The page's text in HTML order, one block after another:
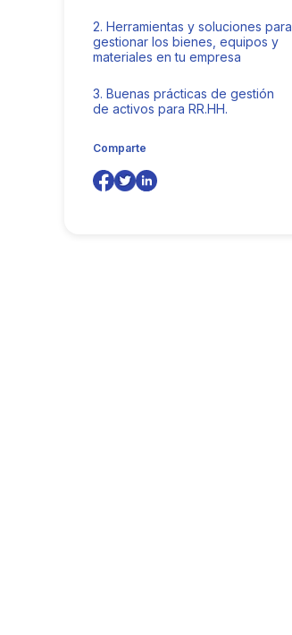
2. Herramientas y soluciones para
gestionar los bienes, equipos y
materiales en tu empresa
3. Buenas prácticas de gestión
de activos para RR.HH.
Comparte